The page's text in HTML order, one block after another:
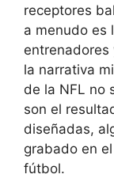
receptores
a menudo es
entrenadores
la narrativa
de la NFL no
son el
diseñadas,
grabado en
fútbol.